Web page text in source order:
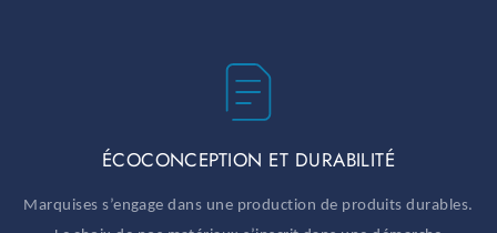
ÉCOCONCEPTION ET DURABILITÉ
Marquises s’engage dans une production de produits durables.